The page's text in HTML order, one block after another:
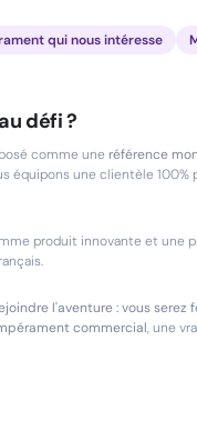
qui nous intéresse
défi ?
comme une référence
équipons une clientèle
produit innovante et une
l'aventure : vous serez
commercial, une